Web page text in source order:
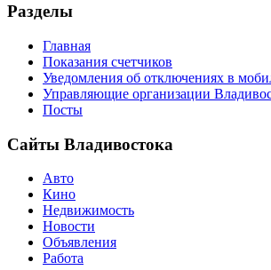
Разделы
Главная
Показания счетчиков
Уведомления об отключениях в
Управляющие организации
Посты
Сайты Владивостока
Авто
Кино
Недвижимость
Новости
Объявления
Работа